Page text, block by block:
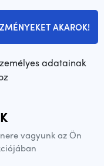
AKAROK!
adatainak
vagyunk az Ön